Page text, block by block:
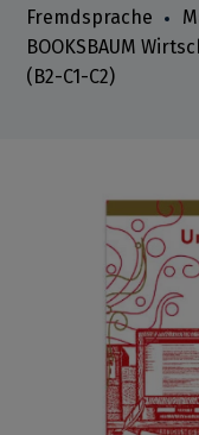
Fremdsprache
BOOKSBAUM
(B2-C1-C2)